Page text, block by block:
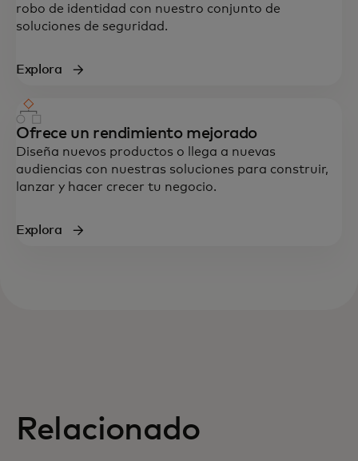
robo de identidad con nuestro conjunto de
soluciones de seguridad.
Explora
Ofrece un rendimiento mejorado
Diseña nuevos productos o llega a nuevas
audiencias con nuestras soluciones para construir,
lanzar y hacer crecer tu negocio.
Explora
Relacionado